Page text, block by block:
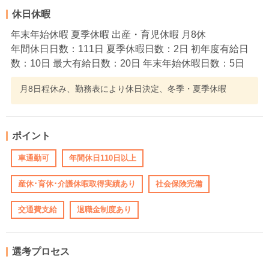
休日休暇
年末年始休暇 夏季休暇 出産・育児休暇 月8休
年間休日日数：111日 夏季休暇日数：2日 初年度有給日
数：10日 最大有給日数：20日 年末年始休暇日数：5日
月8日程休み、勤務表により休日決定、冬季・夏季休暇
ポイント
車通勤可 年間休日110日以上
産休･育休･介護休暇取得実績あり 社会保険完備
交通費支給 退職金制度あり
選考プロセス